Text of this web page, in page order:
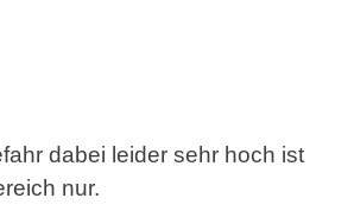
dabei leider sehr hoch ist
nur.